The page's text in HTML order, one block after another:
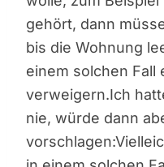
gehört, dann
bis die Wohnung
einem solchen Fall
verweigern.Ich
nie, würde dann